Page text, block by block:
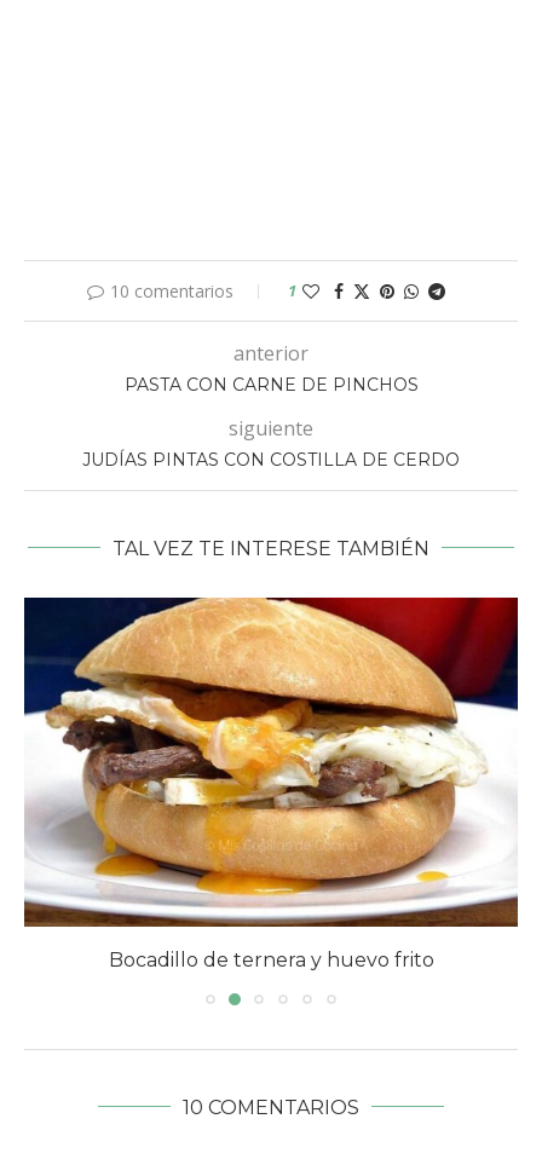
10 comentarios 1
anterior
PASTA CON CARNE DE PINCHOS
siguiente
JUDÍAS PINTAS CON COSTILLA DE CERDO
TAL VEZ TE INTERESE TAMBIÉN
Bocadillo de ternera y huevo frito
10 COMENTARIOS